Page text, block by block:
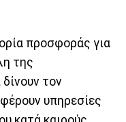
προσφοράς για
της
τον
υπηρεσίες